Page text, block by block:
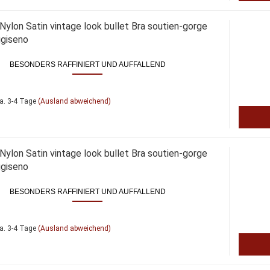
Satin vin­ta­ge look bul­let Bra soutien-​​gorge
BE­SON­DERS RAF­FI­NIERT UND AUF­FAL­LEND
3-4 Tage (Ausland abweichend)
Satin vin­ta­ge look bul­let Bra soutien-​​gorge
BE­SON­DERS RAF­FI­NIERT UND AUF­FAL­LEND
3-4 Tage (Ausland abweichend)